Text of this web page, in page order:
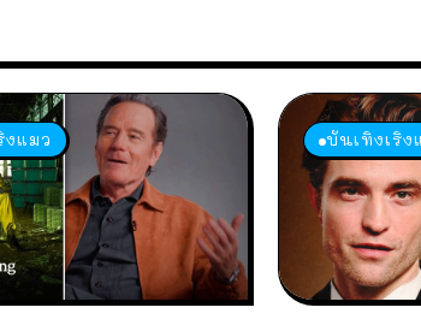
งแมว บันเทิงเริง